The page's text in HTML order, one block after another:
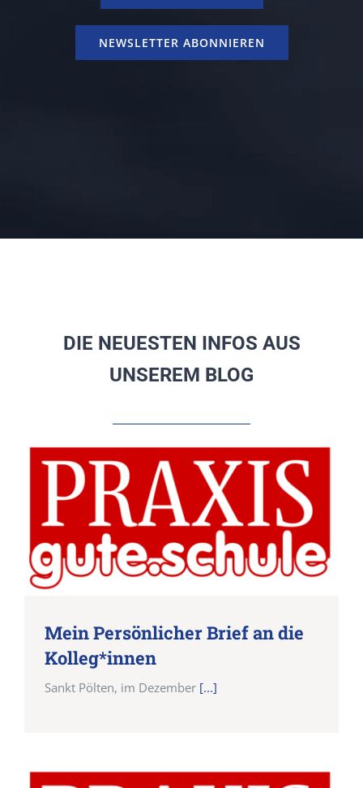
NEWSLETTER ABONNIEREN
DIE NEUESTEN INFOS AUS
UNSEREM BLOG
Mein Persönlicher Brief an die
Kolleg*innen
Sankt Pölten, im Dezember[...]